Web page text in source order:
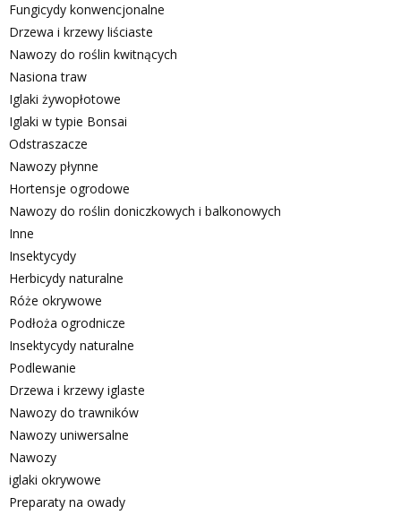
Fungicydy konwencjonalne
Drzewa i krzewy liściaste
Nawozy do roślin kwitnących
Nasiona traw
Iglaki żywopłotowe
Iglaki w typie Bonsai
Odstraszacze
Nawozy płynne
Hortensje ogrodowe
Nawozy do roślin doniczkowych i balkonowych
Inne
Insektycydy
Herbicydy naturalne
Róże okrywowe
Podłoża ogrodnicze
Insektycydy naturalne
Podlewanie
Drzewa i krzewy iglaste
Nawozy do trawników
Nawozy uniwersalne
Nawozy
iglaki okrywowe
Preparaty na owady